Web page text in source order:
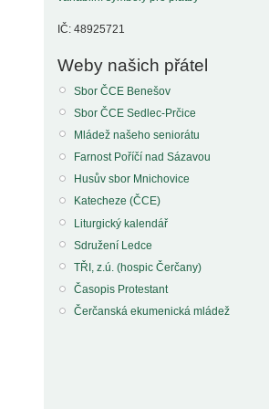
IČ: 48925721
Weby našich přátel
Sbor ČCE Benešov
Sbor ČCE Sedlec-Prčice
Mládež našeho seniorátu
Farnost Poříčí nad Sázavou
Husův sbor Mnichovice
Katecheze (ČCE)
Liturgický kalendář
Sdružení Ledce
TŘI, z.ú. (hospic Čerčany)
Časopis Protestant
Čerčanská ekumenická mládež